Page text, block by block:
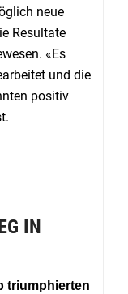
neue
Resultate
«Es
und die
positiv
IN
triumphierten